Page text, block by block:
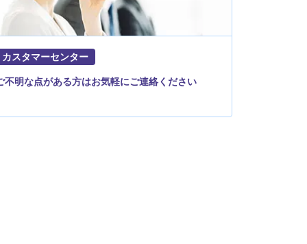
カスタマーセンター
不明な点がある方はお気軽にご連絡ください